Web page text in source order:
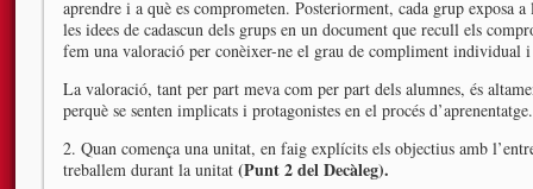
aprendre i a què es comprometen. Posteriorment, cada grup exposa
les idees de cadascun dels grups en un document que recull els
fem una valoració per conèixer-ne el grau de compliment individual
La valoració, tant per part meva com per part dels alumnes, és
perquè se senten implicats i protagonistes en el procés d’aprenentatge.
2. Quan comença una unitat, en faig explícits els objectius amb
treballem durant la unitat (Punt 2 del Decàleg).